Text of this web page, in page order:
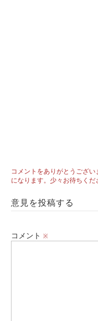
コメントをありがとうござ
になります。少々お待ちくだ
意見を投稿する
コメント※